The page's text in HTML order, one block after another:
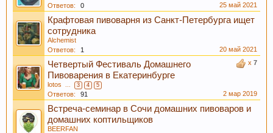
Любое общение, которое не по-теме ПРОШУ
переносить вчат.
Ответов:
0 25 май 2021
Крафтовая пивоварня из Санкт-Петербурга ищет
сотрудника
Alchemist
Ответов:
1
20 май 2021
x 7
Четвертый Фестиваль Домашнего
Пивоварения в Екатеринбурге
lotos ... 3 4 5
Ответов: 91 2 мар 2019
Встреча-семинар в Сочи домашних пивоваров и
домашних коптильщиков
BEERFAN